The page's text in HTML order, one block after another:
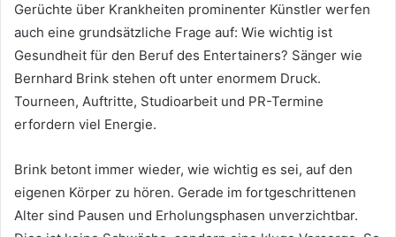
Gerüchte über Krankheiten prominenter Künstler werfen
auch eine grundsätzliche Frage auf: Wie wichtig ist
Gesundheit für den Beruf des Entertainers? Sänger wie
Bernhard Brink stehen oft unter enormem Druck.
Tourneen, Auftritte, Studioarbeit und PR-Termine
erfordern viel Energie.
Brink betont immer wieder, wie wichtig es sei, auf den
eigenen Körper zu hören. Gerade im fortgeschrittenen
Alter sind Pausen und Erholungsphasen unverzichtbar.